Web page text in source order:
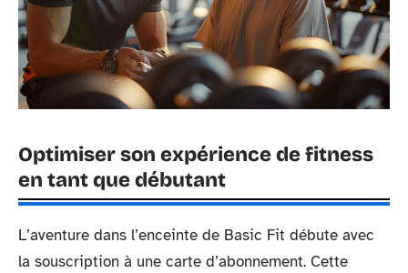
Optimiser son expérience de fitness
en tant que débutant
L’aventure dans l’enceinte de Basic Fit débute avec
la souscription à une carte d’abonnement. Cette